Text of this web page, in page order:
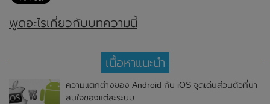
พูดอะไรเกี่ยวกับบทความนี้
เนื้อหาแนะนำ
ความแตกต่างของ Android กับ iOS จุดเด่นส่วนตัวที่น่า
สนใจของแต่ละระบบ